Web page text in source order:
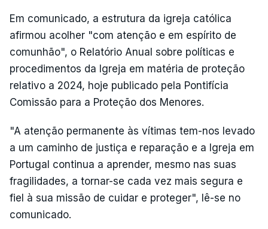
Em comunicado, a estrutura da igreja católica
afirmou acolher "com atenção e em espírito de
comunhão", o Relatório Anual sobre políticas e
procedimentos da Igreja em matéria de proteção
relativo a 2024, hoje publicado pela Pontifícia
Comissão para a Proteção dos Menores.
"A atenção permanente às vítimas tem-nos levado
a um caminho de justiça e reparação e a Igreja em
Portugal continua a aprender, mesmo nas suas
fragilidades, a tornar-se cada vez mais segura e
fiel à sua missão de cuidar e proteger", lê-se no
comunicado.